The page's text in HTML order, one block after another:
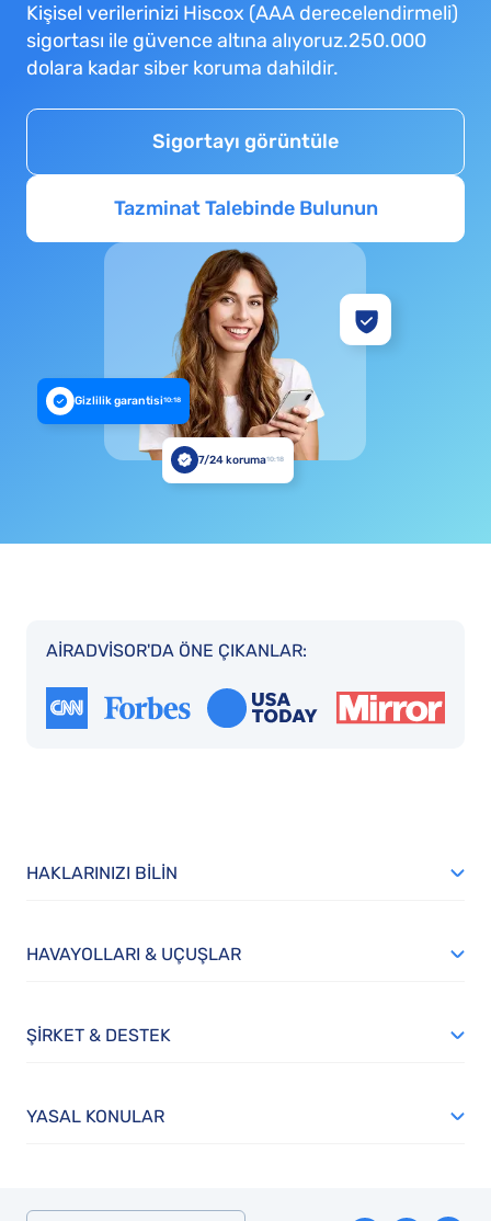
Kişisel verilerinizi Hiscox (AAA derecelendirmeli)
sigortası ile güvence altına alıyoruz.250.000
dolara kadar siber koruma dahildir.
Sigortayı görüntüle
Tazminat Talebinde Bulunun
Gizlilik garantisi10:18
7/24 koruma10:18
AIRADVISOR'DA ÖNE ÇIKANLAR:
HAKLARINIZI BILIN
HAVAYOLLARI & UÇUŞLAR
ŞIRKET & DESTEK
YASAL KONULAR